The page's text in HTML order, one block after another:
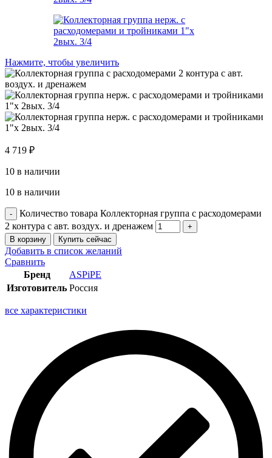
Нажмите, чтобы увеличить
4 719 ₽
10 в наличии
10 в наличии
Количество товара Коллекторная группа с расходомерами
2 контура с авт. воздух. и дренажем
В корзину Купить сейчас
Добавить в список желаний
Сравнить
Бренд
ASPiPE
Изготовитель Россия
все характеристики